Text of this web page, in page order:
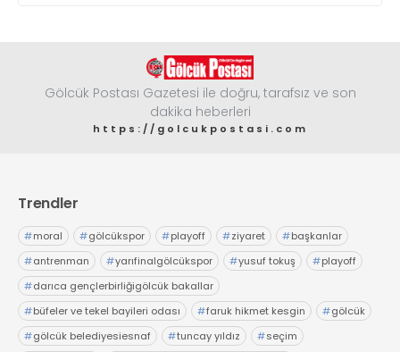
Gölcük Postası Gazetesi ile doğru, tarafsız ve son
dakika heberleri
https://golcukpostasi.com
Trendler
#moral #gölcükspor #playoff #ziyaret #başkanlar
#antrenman #yarıfinalgölcükspor #yusuf tokuş #playoff
#darıca gençlerbirliğigölcük bakallar
#büfeler ve tekel bayileri odası #faruk hikmet kesgin #gölcük
#gölcük belediyesiesnaf #tuncay yıldız #seçim